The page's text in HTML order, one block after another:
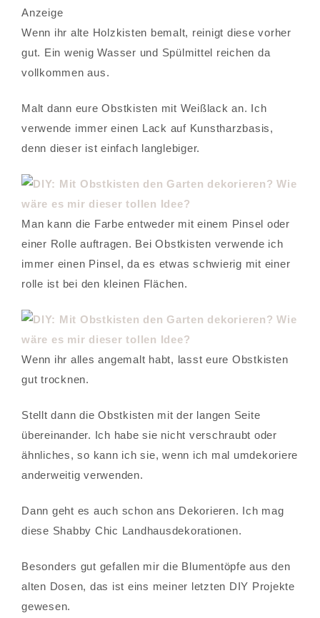
Anzeige
Wenn ihr alte Holzkisten bemalt, reinigt diese vorher
gut. Ein wenig Wasser und Spülmittel reichen da
vollkommen aus.
Malt dann eure Obstkisten mit Weißlack an. Ich
verwende immer einen Lack auf Kunstharzbasis,
denn dieser ist einfach langlebiger.
Man kann die Farbe entweder mit einem Pinsel oder
einer Rolle auftragen. Bei Obstkisten verwende ich
immer einen Pinsel, da es etwas schwierig mit einer
rolle ist bei den kleinen Flächen.
Wenn ihr alles angemalt habt, lasst eure Obstkisten
gut trocknen.
Stellt dann die Obstkisten mit der langen Seite
übereinander. Ich habe sie nicht verschraubt oder
ähnliches, so kann ich sie, wenn ich mal umdekoriere
anderweitig verwenden.
Dann geht es auch schon ans Dekorieren. Ich mag
diese Shabby Chic Landhausdekorationen.
Besonders gut gefallen mir die Blumentöpfe aus den
alten Dosen, das ist eins meiner letzten DIY Projekte
gewesen.